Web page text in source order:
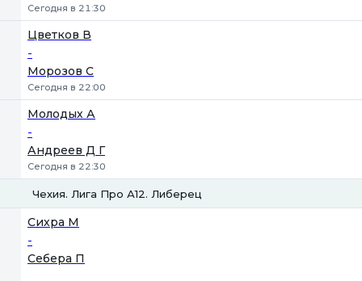
Сегодня в 21:30
Цветков В
-
Морозов С
Сегодня в 22:00
Молодых А
-
Андреев Д Г
Сегодня в 22:30
Чехия. Лига Про А12. Либерец
Сихра М
-
Себера П